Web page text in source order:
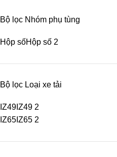
Bộ lọc Nhóm phụ tùng
Hộp sốHộp số 2
Bộ lọc Loại xe tải
IZ49 IZ49 2
IZ65 IZ65 2